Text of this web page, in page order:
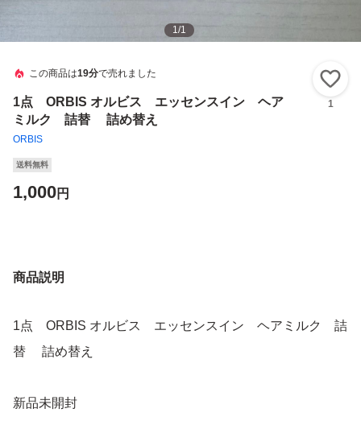
1/1
この商品は19分で売れました
1点 ORBIS オルビス エッセンスイン ヘア
ミルク 詰替 詰め替え
ORBIS
1
送料無料
1,000円
商品説明
1点 ORBIS オルビス エッセンスイン ヘアミルク 詰
替 詰め替え
新品未開封